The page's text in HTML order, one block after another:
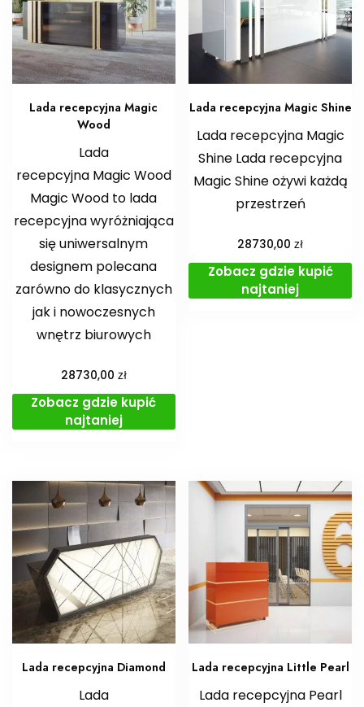
Lada recepcyjna Magic
Wood
Lada
recepcyjna Magic Wood
Magic Wood to lada
recepcyjna wyróżniająca
się uniwersalnym
designem polecana
zarówno do klasycznych
jak i nowoczesnych
wnętrz biurowych
28730,00 zł
Zobacz gdzie kupić
najtaniej
Lada recepcyjna Magic Shine
Lada recepcyjna Magic
Shine Lada recepcyjna
Magic Shine ożywi każdą
przestrzeń
28730,00zł
Zobacz gdzie kupić
najtaniej
Lada recepcyjna Diamond
Lada
Lada recepcyjna Little Pearl
Lada recepcyjna Pearl